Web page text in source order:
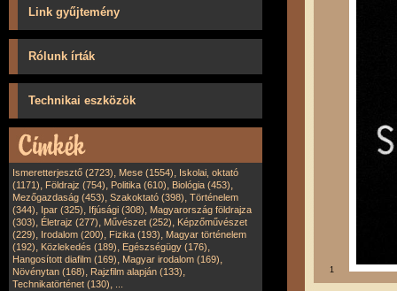
Link gyűjtemény
Rólunk írták
Technikai eszközök
Ismeretterjesztő (2723), Mese (1554), Iskolai, oktató
(1171), Földrajz (754), Politika (610), Biológia (453),
Mezőgazdaság (453), Szakoktató (398), Történelem
(344), Ipar (325), Ifjúsági (308), Magyarország földrajza
(303), Életrajz (277), Művészet (252), Képzőművészet
(229), Irodalom (200), Fizika (193), Magyar történelem
(192), Közlekedés (189), Egészségügy (176),
Hangosított diafilm (169), Magyar irodalom (169),
Növénytan (168), Rajzfilm alapján (133),
Technikatörténet (130),
1